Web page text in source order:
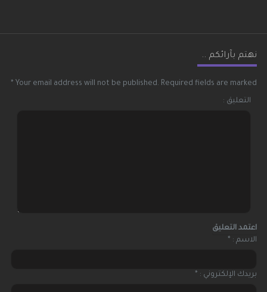
نهتم بآرائكم ..
Your email address will not be published. Required fields are marked
*
التعليق :
الاسم : *
بريدك الإلكتروني : *